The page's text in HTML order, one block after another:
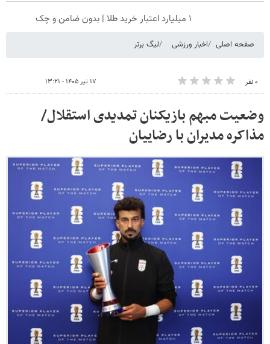
۱ میلیارد اعتبار خرید طلا | بدون ضامن و چک
صفحه اصلی اخبار ورزشی لیگ برتر
۰ نفر ۱۷ تیر ۱۴۰۵ - ۱۳:۲۱
وضعیت مبهم بازیکنان تمدیدی استقلال/
مذاکره مدیران با رضاییان